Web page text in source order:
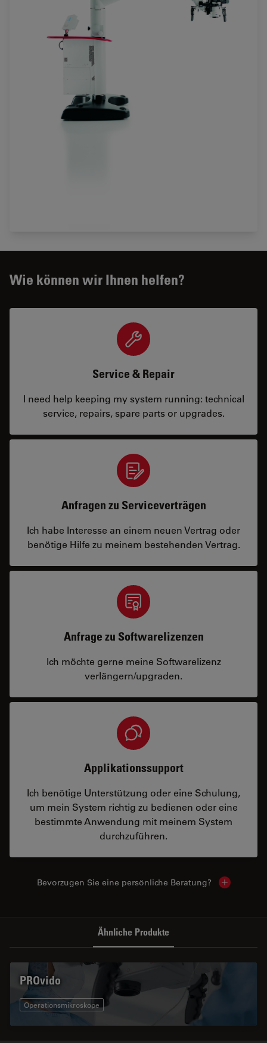
Wie können wir Ihnen helfen?
Service & Repair
I need help keeping my system running: technical
service, repairs, spare parts or upgrades.
Anfragen zu Serviceverträgen
Ich habe Interesse an einem neuen Vertrag oder
benötige Hilfe zu meinem bestehenden Vertrag.
Anfrage zu Softwarelizenzen
Ich möchte gerne meine Softwarelizenz
verlängern/upgraden.
Applikationssupport
Ich benötige Unterstützung oder eine Schulung,
um mein System richtig zu bedienen oder eine
bestimmte Anwendung mit meinem System
durchzuführen.
Bevorzugen Sie eine persönliche Beratung? Show
Ähnliche Produkte
PROvido
Operationsmikroskope